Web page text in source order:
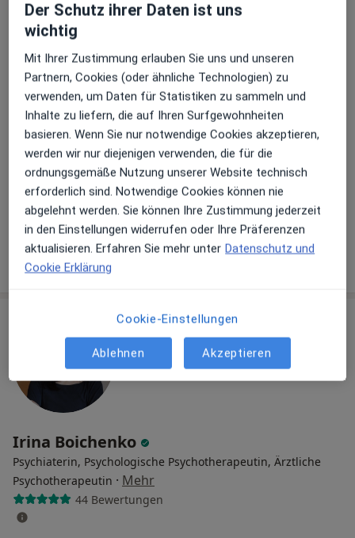
Dr. med. Therese Höflich
Psychiaterin
55 Bewertungen
Terminanfrage senden
Irina Boichenko
Psychiaterin, Psychologische Psychotherapeutin, Ärztliche
Psychotherapeutin · Mehr
44 Bewertungen
Der Schutz ihrer Daten ist uns
wichtig
Mit Ihrer Zustimmung erlauben Sie uns und unseren
Partnern, Cookies (oder ähnliche Technologien) zu
verwenden, um Daten für Statistiken zu sammeln und
Inhalte zu liefern, die auf Ihren Surfgewohnheiten
basieren. Wenn Sie nur notwendige Cookies akzeptieren,
werden wir nur diejenigen verwenden, die für die
ordnungsgemäße Nutzung unserer Website technisch
erforderlich sind. Notwendige Cookies können nie
abgelehnt werden. Sie können Ihre Zustimmung jederzeit
in den Einstellungen widerrufen oder Ihre Präferenzen
aktualisieren. Erfahren Sie mehr unter Datenschutz und
Cookie Erklärung
Cookie-Einstellungen
Ablehnen Akzeptieren